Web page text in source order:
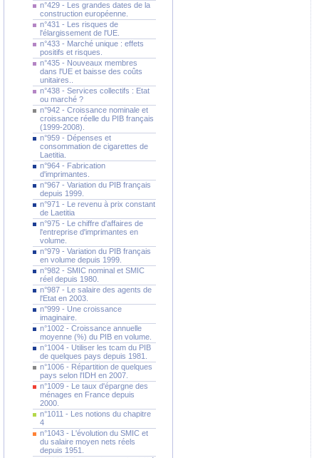
n°429 - Les grandes dates de la
construction européenne.
n°431 - Les risques de
l'élargissement de l'UE.
n°433 - Marché unique : effets
positifs et risques.
n°435 - Nouveaux membres
dans l'UE et baisse des coûts
unitaires..
n°438 - Services collectifs : Etat
ou marché ?
n°942 - Croissance nominale et
croissance réelle du PIB français
(1999-2008).
n°959 - Dépenses et
consommation de cigarettes de
Laetitia.
n°964 - Fabrication
d'imprimantes.
n°967 - Variation du PIB français
depuis 1999.
n°971 - Le revenu à prix constant
de Laetitia
n°975 - Le chiffre d'affaires de
l'entreprise d'imprimantes en
volume.
n°979 - Variation du PIB français
en volume depuis 1999.
n°982 - SMIC nominal et SMIC
réel depuis 1980.
n°987 - Le salaire des agents de
l'Etat en 2003.
n°999 - Une croissance
imaginaire.
n°1002 - Croissance annuelle
moyenne (%) du PIB en volume.
n°1004 - Utiliser les tcam du PIB
de quelques pays depuis 1981.
n°1006 - Répartition de quelques
pays selon l'IDH en 2007.
n°1009 - Le taux d'épargne des
ménages en France depuis
2000.
n°1011 - Les notions du chapitre
4
n°1043 - L'évolution du SMIC et
du salaire moyen nets réels
depuis 1951.